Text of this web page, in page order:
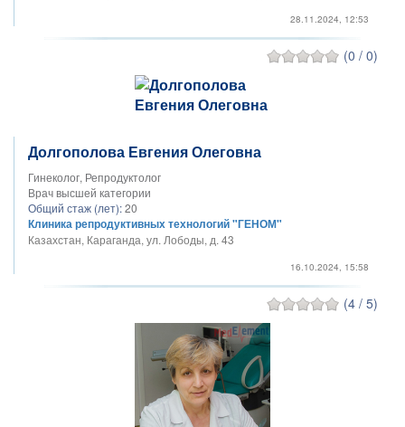
28.11.2024, 12:53
(0 / 0)
Долгополова Евгения Олеговна
Гинеколог, Репродуктолог
Врач высшей категории
Общий стаж (лет):20
Клиника репродуктивных технологий "ГЕНОМ"
Казахстан, Караганда, ул. Лободы, д. 43
16.10.2024, 15:58
(4 / 5)